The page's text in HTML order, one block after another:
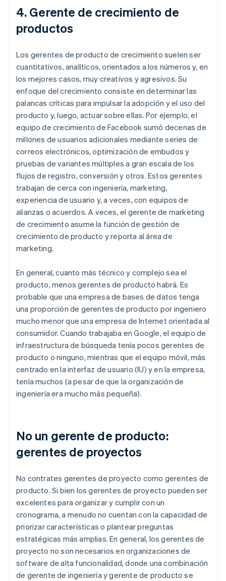
4. Gerente de crecimiento de
productos
Los gerentes de producto de crecimiento suelen ser
cuantitativos, analíticos, orientados a los números y, en
los mejores casos, muy creativos y agresivos. Su
enfoque del crecimiento consiste en determinar las
palancas críticas para impulsar la adopción y el uso del
producto y, luego, actuar sobre ellas. Por ejemplo, el
equipo de crecimiento de Facebook sumó decenas de
millones de usuarios adicionales mediante series de
correos electrónicos, optimización de embudos y
pruebas de variantes múltiples a gran escala de los
flujos de registro, conversión y otros. Estos gerentes
trabajan de cerca con ingeniería, marketing,
experiencia de usuario y, a veces, con equipos de
alianzas o acuerdos. A veces, el gerente de marketing
de crecimiento asume la función de gestión de
crecimiento de producto y reporta al área de
marketing.
En general, cuanto más técnico y complejo sea el
producto, menos gerentes de producto habrá. Es
probable que una empresa de bases de datos tenga
una proporción de gerentes de producto por ingeniero
mucho menor que una empresa de Internet orientada al
consumidor. Cuando trabajaba en Google, el equipo de
infraestructura de búsqueda tenía pocos gerentes de
producto o ninguno, mientras que el equipo móvil, más
centrado en la interfaz de usuario (IU) y en la empresa,
tenía muchos (a pesar de que la organización de
ingeniería era mucho más pequeña).
No un gerente de producto:
gerentes de proyectos
No contrates gerentes de proyecto como gerentes de
producto. Si bien los gerentes de proyecto pueden ser
excelentes para organizar y cumplir con un
cronograma, a menudo no cuentan con la capacidad de
priorizar características o plantear preguntas
estratégicas más amplias. En general, los gerentes de
proyecto no son necesarios en organizaciones de
software de alta funcionalidad, donde una combinación
de gerente de ingeniería y gerente de producto se